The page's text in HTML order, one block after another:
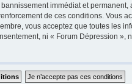
immédiat et
de ces conditions. Vous
vous acceptez que toutes les
ni « Forum Dépression